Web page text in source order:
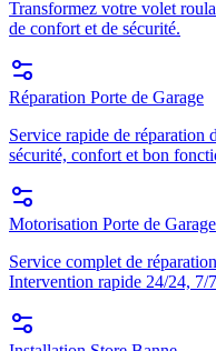
Transformez votre volet
de confort et de sécurité.
Réparation Porte de Garage
Service rapide de réparation
sécurité, confort et bon
Motorisation Porte de Garage
Service complet de
Intervention rapide 24/24, 7/